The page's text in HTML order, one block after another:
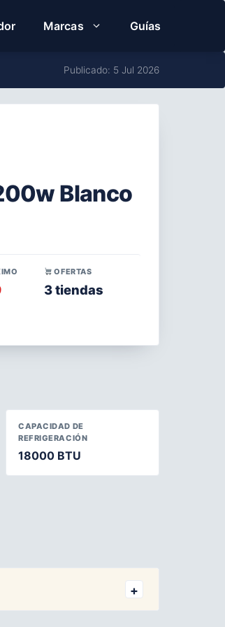
Marcas Guías
Publicado: 5 Jul 2026
Blanco
OFERTAS
3 tiendas
CAPACIDAD DE
REFRIGERACIÓN
18000 BTU